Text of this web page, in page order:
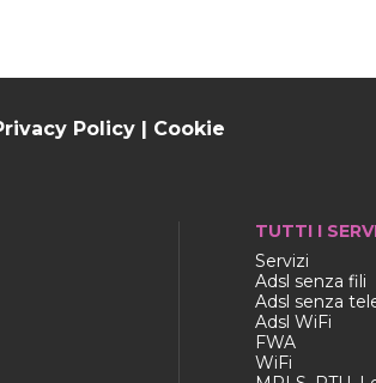
Policy | Cookie
TUTTI I
Servizi
Adsl senza fili
Adsl senza
Adsl WiFi
FWA
WiFi